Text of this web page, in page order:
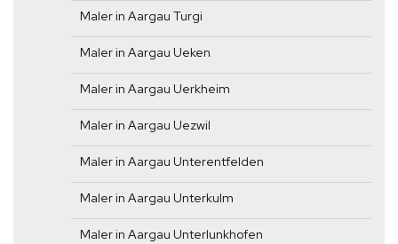
Maler in Aargau Turgi
Maler in Aargau Ueken
Maler in Aargau Uerkheim
Maler in Aargau Uezwil
Maler in Aargau Unterentfelden
Maler in Aargau Unterkulm
Maler in Aargau Unterlunkhofen